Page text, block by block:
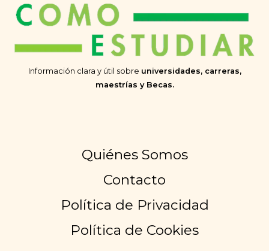
Información clara y útil sobre universidades, carreras,
maestrías y Becas.
Quiénes Somos
Contacto
Política de Privacidad
Política de Cookies